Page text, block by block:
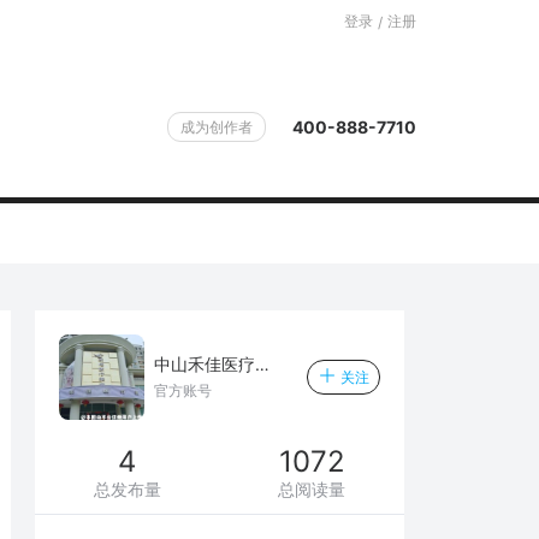
登录 / 注册
成为创作者 400-888-7710
中山禾佳医疗美容门诊部
官方账号
关注
4
总发布量
1072
总阅读量